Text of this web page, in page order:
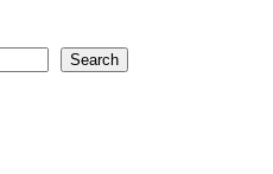
Search